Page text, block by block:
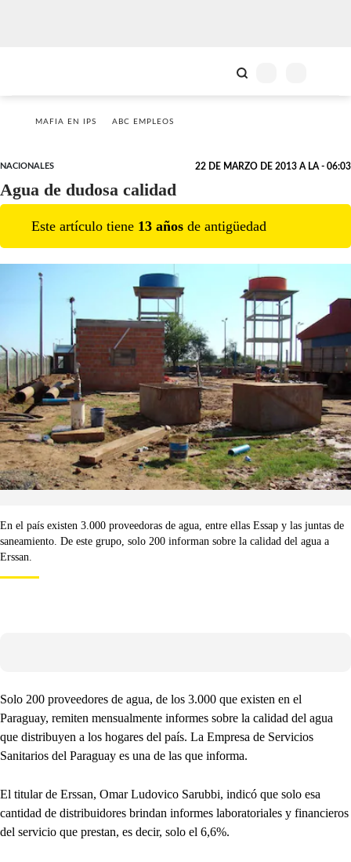
MAFIA EN IPS ABC EMPLEOS
NACIONALES 22 DE MARZO DE 2013 A LA - 06:03
Agua de dudosa calidad
Este artículo tiene 13 años de antigüedad
En el país existen 3.000 proveedoras de agua, entre ellas Essap y las juntas de
saneamiento. De este grupo, solo 200 informan sobre la calidad del agua a
Erssan.
Solo 200 proveedores de agua, de los 3.000 que existen en el
Paraguay, remiten mensualmente informes sobre la calidad del agua
que distribuyen a los hogares del país. La Empresa de Servicios
Sanitarios del Paraguay es una de las que informa.
El titular de Erssan, Omar Ludovico Sarubbi, indicó que solo esa
cantidad de distribuidores brindan informes laboratoriales y financieros
del servicio que prestan, es decir, solo el 6,6%.